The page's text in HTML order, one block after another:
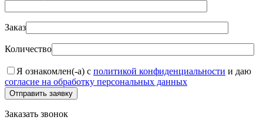
Заказ
Количество
Я ознакомлен(-а) с политикой конфиденциальности и даю
согласие на обработку персональных данных
Отправить заявку
Заказать звонок